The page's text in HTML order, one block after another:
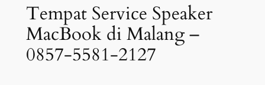
Tempat Service Speaker
MacBook di Malang –
0857-5581-2127